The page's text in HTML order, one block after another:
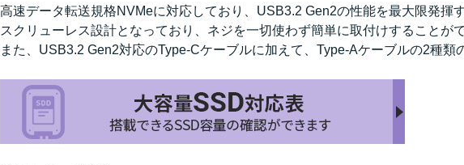
高速データ転送規格NVMeに対応しており、USB3.2 Gen2の性能を最大限発揮
スクリューレス設計となっており、ネジを一切使わず簡単に取付けすることがで
また、USB3.2 Gen2対応のType-Cケーブルに加えて、Type-Aケーブルの2種類